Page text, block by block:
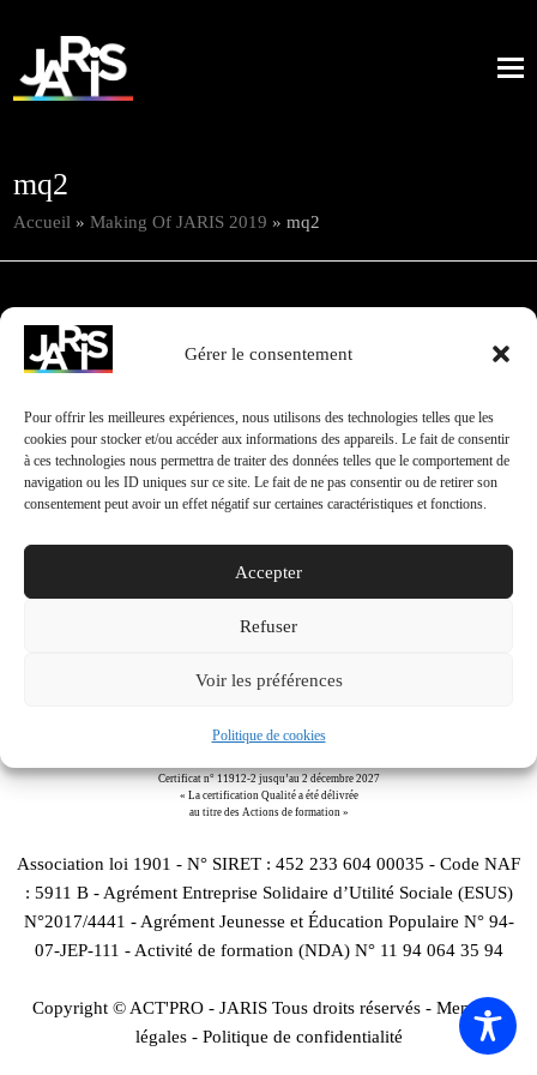
Gérer le consentement
Pour offrir les meilleures expériences, nous utilisons des technologies telles que les
cookies pour stocker et/ou accéder aux informations des appareils. Le fait de consentir
à ces technologies nous permettra de traiter des données telles que le comportement de
navigation ou les ID uniques sur ce site. Le fait de ne pas consentir ou de retirer son
consentement peut avoir un effet négatif sur certaines caractéristiques et fonctions.
Accepter
Refuser
Voir les préférences
Politique de cookies
mq2
Accueil »Making Of JARIS 2019 »mq2
medium (300x169)
(150x150)
Certificat n° 11912-2 jusqu’au 2 décembre 2027
« La certification Qualité a été délivrée
au titre des Actions de formation »
Association loi 1901 - N° SIRET : 452 233 604 00035 - Code NAF
: 5911 B - Agrément Entreprise Solidaire d’Utilité Sociale (ESUS)
N°2017/4441 - Agrément Jeunesse et Éducation Populaire N° 94-
07-JEP-111 - Activité de formation (NDA) N° 11 94 064 35 94
Copyright © ACT'PRO - JARIS Tous droits réservés - Mentions
légales- Politique de confidentialité